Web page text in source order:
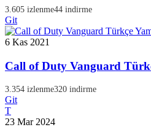
3.605 izlenme44 indirme
Git
6 Kas 2021
Call of Duty Vanguard
3.354 izlenme320 indirme
Git
T
23 Mar 2024